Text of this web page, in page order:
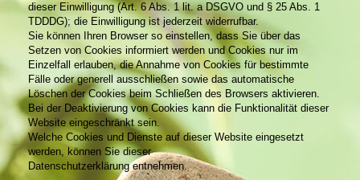
dieser Einwilligung (Art. 6 Abs. 1 lit. a DSGVO und § 25 Abs. 1
TDDDG); die Einwilligung ist jederzeit widerrufbar.
Sie können Ihren Browser so einstellen, dass Sie über das
Setzen von Cookies informiert werden und Cookies nur im
Einzelfall erlauben, die Annahme von Cookies für bestimmte
Fälle oder generell ausschließen sowie das automatische
Löschen der Cookies beim Schließen des Browsers aktivieren.
Bei der Deaktivierung von Cookies kann die Funktionalität dieser
Website eingeschränkt sein.
Welche Cookies und Dienste auf dieser Website eingesetzt
werden, können Sie dieser
Datenschutzerklärung entnehmen.